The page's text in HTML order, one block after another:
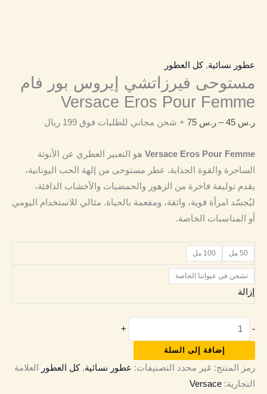
عطور نسائية,كل العطور
مستوحى فيرزاتشي إيروس بور فام
Versace Eros Pour Femme
ر.س – ر.س + شحن مجاني للطلبات فوق 199 ريال
Versace Eros Pour Femme هو التعبير العطري عن الأنوثة
الساحرة والقوة الجذابة. عطر مستوحى من إلهة الحب اليونانية،
يقدم توليفة فاخرة من الزهور والحمضيات والأخشاب الدافئة،
ليُجسّد امرأة قوية، واثقة، ومفعمة بالحياة. مثالي للاستخدام اليومي
أو المناسبات الخاصة.
50 مل 100 مل
تشحن في عبواتنا الخاصة
إزالة
-
+
إضافة إلى السلة
رمز المنتج: غير محدد التصنيفات: عطور نسائية,كل العطور
العلامة
التجارية: Versace